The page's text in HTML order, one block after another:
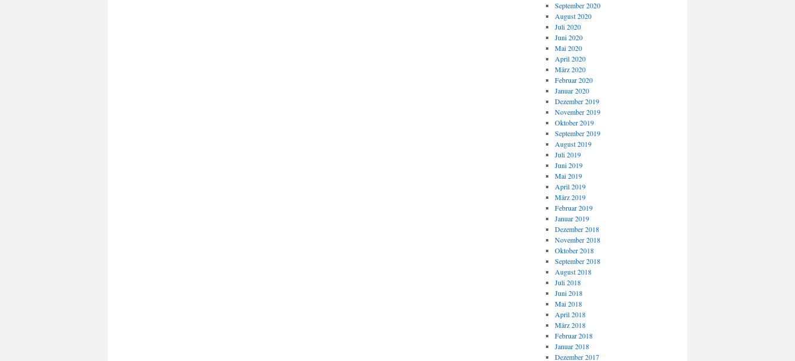
September 2020
August 2020
Juli 2020
Juni 2020
Mai 2020
April 2020
März 2020
Februar 2020
Januar 2020
Dezember 2019
November 2019
Oktober 2019
September 2019
August 2019
Juli 2019
Juni 2019
Mai 2019
April 2019
März 2019
Februar 2019
Januar 2019
Dezember 2018
November 2018
Oktober 2018
September 2018
August 2018
Juli 2018
Juni 2018
Mai 2018
April 2018
März 2018
Februar 2018
Januar 2018
Dezember 2017